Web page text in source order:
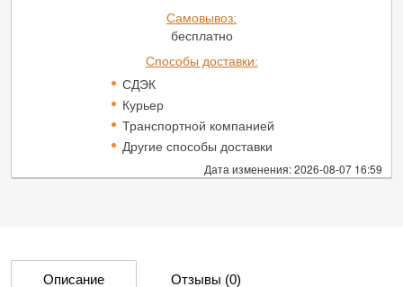
Дата изменения: 2026-08-07 16:59
Самовывоз:
бесплатно
Способы доставки:
СДЭК
Курьер
Транспортной компанией
Другие способы доставки
Описание Отзывы (0)